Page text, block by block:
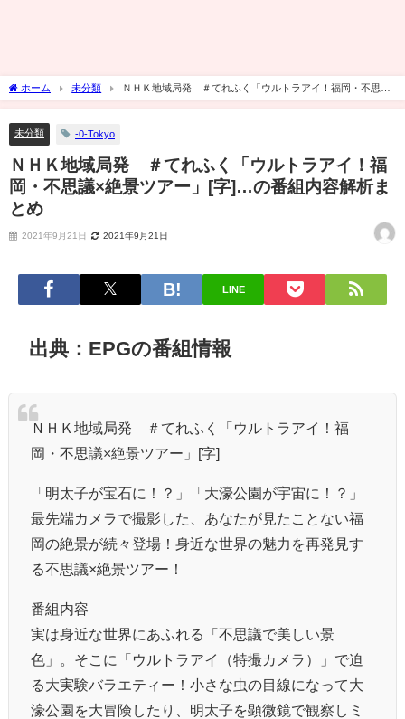
ホーム 未分類
ＮＨＫ地域局発 ＃てれふく「ウルトラアイ！福岡・不思議
×絶景ツアー」[字]…の番組内容解析まとめ
未分類 -0-Tokyo
ＮＨＫ地域局発 ＃てれふく「ウルトラアイ！福
岡・不思議×絶景ツアー」[字]…の番組内容解析ま
とめ
2021年9月21日 2021年9月21日
LINE
出典：EPGの番組情報
ＮＨＫ地域局発 ＃てれふく「ウルトラアイ！福
岡・不思議×絶景ツアー」[字]
「明太子が宝石に！？」「大濠公園が宇宙に！？」
最先端カメラで撮影した、あなたが見たことない福
岡の絶景が続々登場！身近な世界の魅力を再発見す
る不思議×絶景ツアー！
番組内容
実は身近な世界にあふれる「不思議で美しい景
色」。そこに「ウルトラアイ（特撮カメラ）」で迫
る大実験バラエティー！小さな虫の目線になって大
濠公園を大冒険したり、明太子を顕微鏡で観察しミ